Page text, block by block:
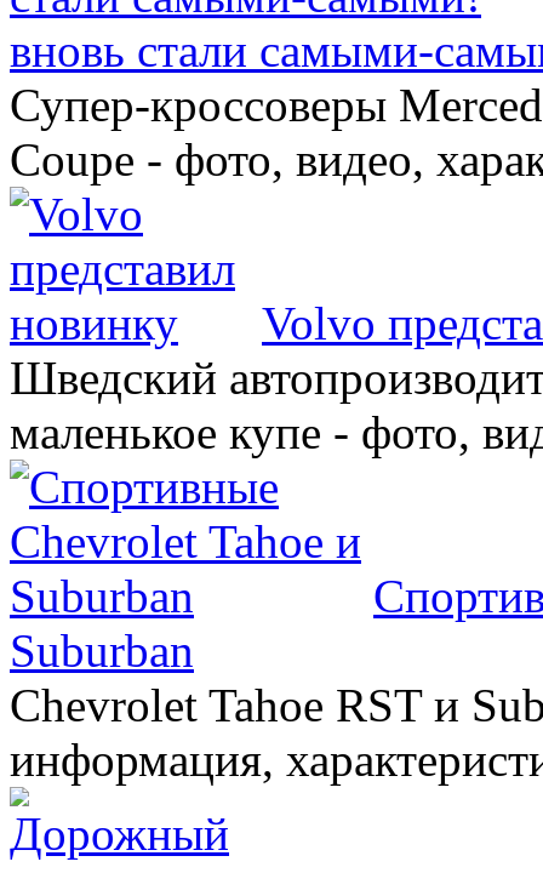
вновь стали самыми-
Супер-кроссоверы
Coupe - фото, видео,
Volvo
Шведский
маленькое купе - фото,
Suburban
Chevrolet Tahoe RST и
информация,